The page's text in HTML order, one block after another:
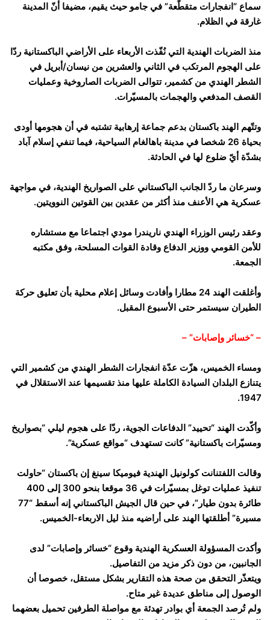
سماع “انفجارات متقطّعة” في جامو حيث يقيم، مضيفا أنّ المدينة
غارقة في الظلام.
منذ الضربات الهندية التي نُفّذت الأربعاء على الأراضي الباكستانية ردّا
على الهجوم المرتكب في الثاني والعشرين من نيسان/أبريل في
الشطر الهندي من كشمير، تتوالى الضربات الصاروخية وعمليات
القصف المدفعي والهجمات بالمسيّرات.
وتتّهم الهند باكستان بدعم جماعة إرهابية تشتبه في أن هجومها أودى
بحياة 26 شخصا في مدينة باهالغام السياحية، فيما تنفي إسلام آباد
بشدّة أيّ ضلوع لها في الحادثة.
وسرعان ما ردّ الجانب الباكستاني على الصواريخ الهندية، في مواجهة
عسكرية هي الأعنف منذ أكثر من عقدين بين القوتين النوويتين.
وعقد رئيس الوزراء الهندي ناريندرا مودي اجتماعا مع مستشاره
للأمن القومي ووزير الدفاع وقادة القوات المسلحة، وفق مكتبه
الجمعة.
وأغلقت الهند 24 مطارا وأفادت وسائل إعلام محلية بأن تعليق حركة
الطيران سيستمر حتى الأسبوع المقبل.
– “خسائر وإصابات” –
ومساء الخميس، هزّت عدّة انفجارات الشطر الهندي من كشمير التي
يتنازع البلدان السيادة الكاملة عليها منذ تقسيمها عند الاستقلال في
1947.
وأكّدت الهند “تحييد” الدفاعات الجوية، ردّا على هجوم ليلي “بصواريخ
ومسيّرات باكستانية” كانت تستهدف “مواقع عسكرية”.
وقالت اللفتنانت كولونيل الهندية فيوميكا سينغ إن باكستان “حاولت
تنفيذ عمليات توغل بمسيّرات في 36 موقعا بنحو 300 إلى 400
طائرة بدون طيار”، في حين قال الجيش الباكستاني إنه أسقط “77
مسيرة” أطلقتها الهند على أراضيه منذ ليل الاربعاء-الخميس.
وأكدت المسؤولة العسكرية الهندية وقوع “خسائر وإصابات” لدى
الجانبين، من دون ذكر مزيد من التفاصيل.
ويتعذّر التحقق من صحة هذه التقارير بشكل مستقل، خصوصا أن
الوصول إلى مناطق عديدة غير متاح.
ولم تُرصد الجمعة أي بوادر تهدئة مع مواصلة الطرفين تحميل بعضهما